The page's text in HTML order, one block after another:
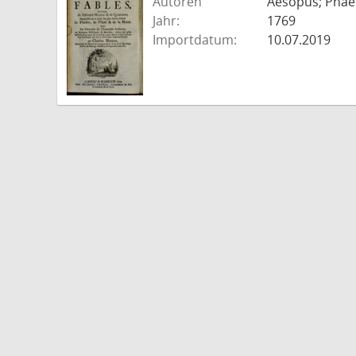
Jahr:
1769
Importdatum:
10.07.2019